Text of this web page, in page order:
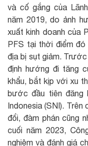
và cố gắng của
năm 2019, do ảnh
xuất kinh doanh của
PFS tại thời điểm
địa bị sụt giảm.
định hướng đi tăng
khẩu, bắt kịp với xu
bước đầu tiên đăng
Indonesia (SNI).
đổi, đàm phán cũng
cuối năm 2023,
nghiệm và đánh giá